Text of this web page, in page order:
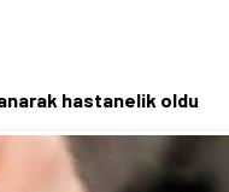
HATALAR
hastanelik oldu